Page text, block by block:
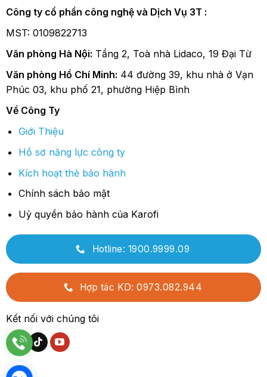
Công ty cổ phần công nghệ và Dịch Vụ 3T :
MST: 0109822713
Văn phòng Hà Nội: Tầng 2, Toà nhà Lidaco, 19 Đại Từ
Văn phòng Hồ Chí Minh: 44 đường 39, khu nhà ở Vạn
Phúc 03, khu phố 21, phường Hiệp Bình
Về Công Ty
Giới Thiệu
Hồ sơ năng lực công ty
Kích hoạt thẻ bảo hành
Chính sách bảo mật
Uỷ quyền bảo hành của Karofi
Hotline: 1900.9999.09
Hợp tác KD: 0973.082.944
Kết nối với chúng tôi